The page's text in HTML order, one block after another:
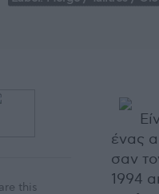
this
ένας
σαν
1994